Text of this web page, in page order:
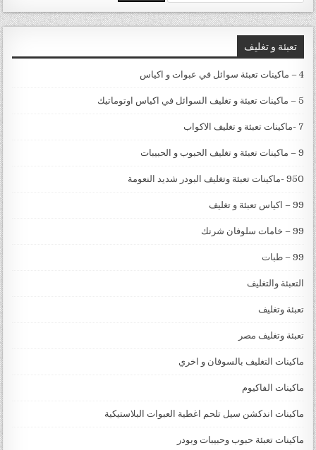
تعبئة و تغليف
4 – ماكينات تعبئة سوائل في عبوات و اكياس
5 – ماكينات تعبئة و تغليف السوائل في اكياس اوتوماتيك
7 -ماكينات تعبئة و تغليف الاكواب
9 – ماكينات تعبئة و تغليف الحبوب و الحبيبات
950 -ماكينات تعبئة وتغليف البودر شديد النعومة
99 – اكياس تعبئة و تغليف
99 – خامات سلوفان شرنك
99 – طبات
التعبئة والتغليف
تعبئة وتغليف
تعبئة وتغليف مصر
ماكينات التغليف بالسوفان و اخري
ماكينات الفاكيوم
ماكينات اندكشن سيل تلحم اغطية العبوات البلاستيكية
ماكينات تعبئة حبوب وحبيبات وبودر